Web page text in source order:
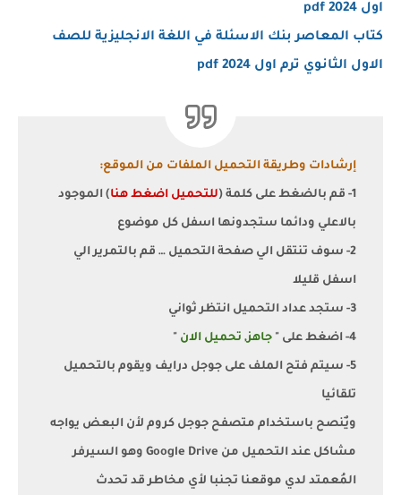
اول 2024 pdf
كتاب المعاصر بنك الاسئلة في اللغة الانجليزية للصف
الاول الثانوي ترم اول 2024 pdf
إرشادات وطريقة التحميل الملفات من الموقع:
1- قم بالضغط على كلمة ( للتحميل اضغط هنا) الموجود
بالاعلي ودائما ستجدونها اسفل كل موضوع
2- سوف تنتقل الي صفحة التحميل … قم بالتمرير الي
اسفل قليلا
3- ستجد عداد التحميل انتظر ثواني
4- اضغط على " جاهز, تحميل الان "
5- سيتم فتح الملف على جوجل درايف ويقوم بالتحميل
تلقائيا
ويٌنصح باستخدام متصفح جوجل كروم لأن البعض يواجه
مشاكل عند التحميل من Google Drive وهو السيرفر
المُعمتد لدي موقعنا تجنبا لأي مخاطر قد تحدث